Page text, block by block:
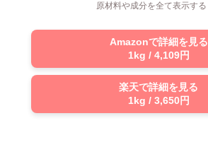
原材料や成分を全て表示する
Amazonで詳細を見る
1kg / 4,109円
楽天で詳細を見る
1kg / 3,650円